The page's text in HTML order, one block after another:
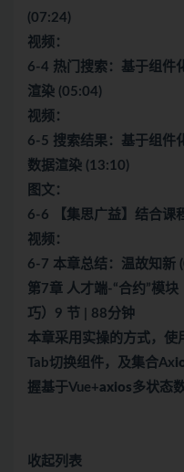
(07:24)
视频：
6-4 热门搜索：基于组件
渲染 (05:04)
视频：
6-5 搜索结果：基于组件
数据渲染 (13:10)
图文：
6-6 【集思广益】结合课
视频：
6-7 本章总结：温故知新
第7章 人才端-“合约”模
巧）9 节 | 88分钟
本章采用实操的方式，使
Tab切换组件，及集合Ax
握基于Vue+axios多状态
收起列表